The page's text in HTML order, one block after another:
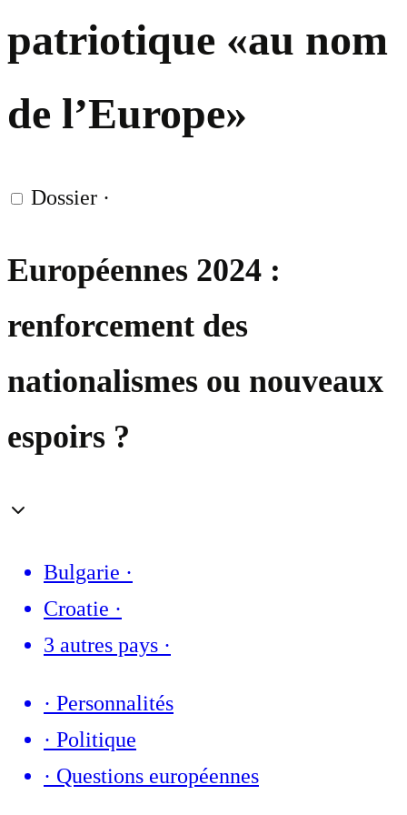
patriotique «au nom
de l’Europe»
Dossier ·
Européennes 2024 :
renforcement des
nationalismes ou nouveaux
espoirs ?
Bulgarie ·
Croatie ·
3 autres pays ·
· Personnalités
· Politique
· Questions européennes